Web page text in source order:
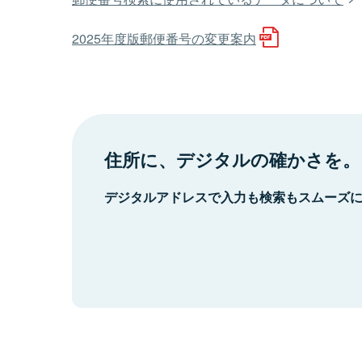
2025年度版郵便番号の変更案内
住所に、デジタルの確かさを。
デジタルアドレスで入力も検索もスムーズ